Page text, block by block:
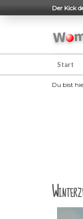
to
Der Kick
Start
Du bist